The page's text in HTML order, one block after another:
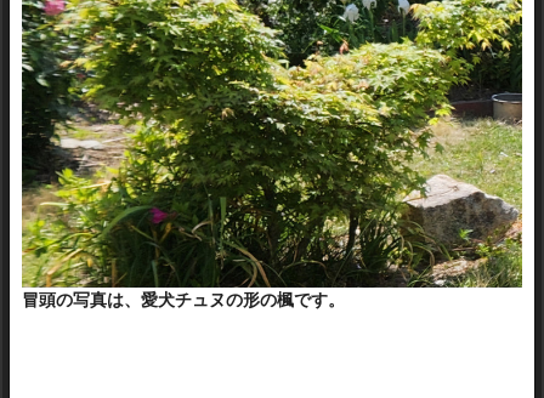
冒頭の写真は、愛犬チュヌの形の楓です。